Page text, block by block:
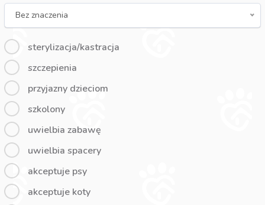
Bez znaczenia
sterylizacja/kastracja
szczepienia
przyjazny dzieciom
szkolony
uwielbia zabawę
uwielbia spacery
akceptuje psy
akceptuje koty